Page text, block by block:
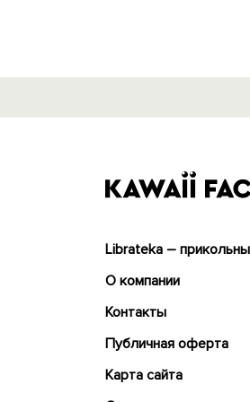
Librateka –
О компании
Контакты
Публичная оферта
Карта сайта